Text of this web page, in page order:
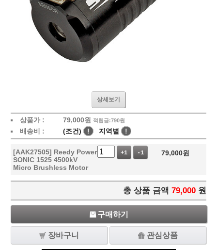
상세보기
상품가 : 79,000원 적립금:790원
배송비 : (조건) ! 지역별 !
[AAK27505] Reedy Power
SONIC 1525 4500kV
Micro Brushless Motor
+1 -1 79,000원
총 상품 금액 79,000 원
구매하기
장바구니 관심상품